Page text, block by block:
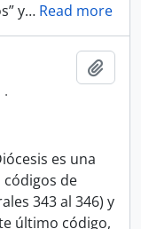
y… Read more
·
es una
códigos de
343 al 346) y
último código,